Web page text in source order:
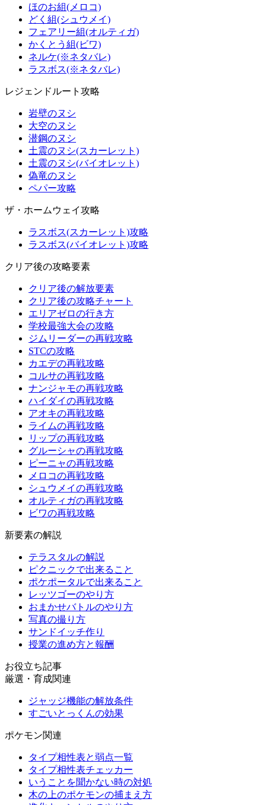
ほのお組(メロコ)
どく組(シュウメイ)
フェアリー組(オルティガ)
かくとう組(ビワ)
ネルケ(※ネタバレ)
ラスボス(※ネタバレ)
レジェンドルート攻略
岩壁のヌシ
大空のヌシ
潜鋼のヌシ
土震のヌシ(スカーレット)
土震のヌシ(バイオレット)
偽竜のヌシ
ペパー攻略
ザ・ホームウェイ攻略
ラスボス(スカーレット)攻略
ラスボス(バイオレット)攻略
クリア後の攻略要素
クリア後の解放要素
クリア後の攻略チャート
エリアゼロの行き方
学校最強大会の攻略
ジムリーダーの再戦攻略
STCの攻略
カエデの再戦攻略
コルサの再戦攻略
ナンジャモの再戦攻略
ハイダイの再戦攻略
アオキの再戦攻略
ライムの再戦攻略
リップの再戦攻略
グルーシャの再戦攻略
ピーニャの再戦攻略
メロコの再戦攻略
シュウメイの再戦攻略
オルティガの再戦攻略
ビワの再戦攻略
新要素の解説
テラスタルの解説
ピクニックで出来ること
ポケポータルで出来ること
レッツゴーのやり方
おまかせバトルのやり方
写真の撮り方
サンドイッチ作り
授業の進め方と報酬
お役立ち記事
厳選・育成関連
ジャッジ機能の解放条件
すごいとっくんの効果
ポケモン関連
タイプ相性表と弱点一覧
タイプ相性表チェッカー
いうことを聞かない時の対処
木の上のポケモンの捕まえ方